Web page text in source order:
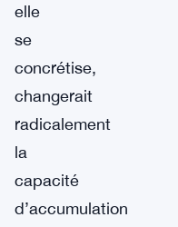
elle
se
concrétise,
changerait
radicalement
la
capacité
d’accumulation